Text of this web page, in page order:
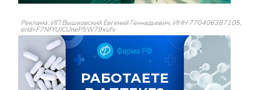
Реклама: ИП Вышковский Евгений Геннадьевич, ИНН 770406387105,
erid=F7NfYUJCUneP5W79xufv